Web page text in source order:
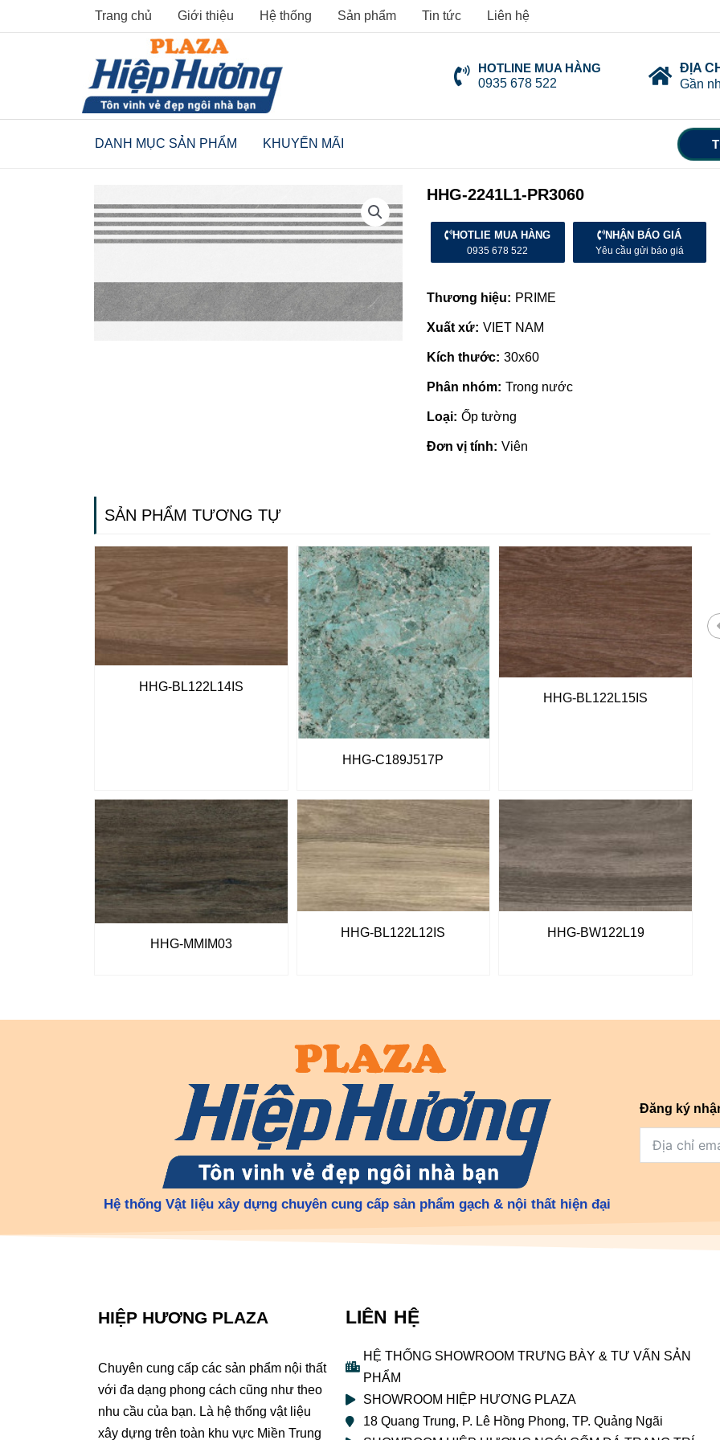
to
Trang chủ Giới thiệu Hệ thống Sản phẩm Tin tức Liên hệ
HOTLINE MUA HÀNG
0935 678 522
ĐỊA
Gần
DANH MỤC SẢN PHẨM KHUYẾN MÃI
HHG-2241L1-PR3060
HOTLIE MUA HÀNG
0935 678 522
NHẬN BÁO GIÁ
Yêu cầu gửi báo giá
Thương hiệu: PRIME
Xuất xứ: VIET NAM
Kích thước: 30x60
Phân nhóm: Trong nước
Loại: Ốp tường
Đơn vị tính: Viên
SẢN PHẨM TƯƠNG TỰ
HHG-BL122L14IS
HHG-C189J517P
HHG-BL122L15IS
HHG-MMIM03
HHG-BL122L12IS HHG-BW122L19
Gạch ốp lát giá rẻ tại Quảng
Ngãi
tại Quảng Ngãi
Hệ thống Vật liệu xây dựng chuyên cung cấp sản phẩm gạch & nội thất hiện đại
Đăng ký
HIỆP HƯƠNG PLAZA
Chuyên cung cấp các sản phẩm nội thất
với đa dạng phong cách cũng như theo
nhu cầu của bạn. Là hệ thống vật liệu
xây dựng trên toàn khu vực Miền Trung
LIÊN HỆ
HỆ THỐNG SHOWROOM TRƯNG BÀY & TƯ VẤN SẢN
PHẨM
SHOWROOM HIỆP HƯƠNG PLAZA
18 Quang Trung, P. Lê Hồng Phong, TP. Quảng Ngãi